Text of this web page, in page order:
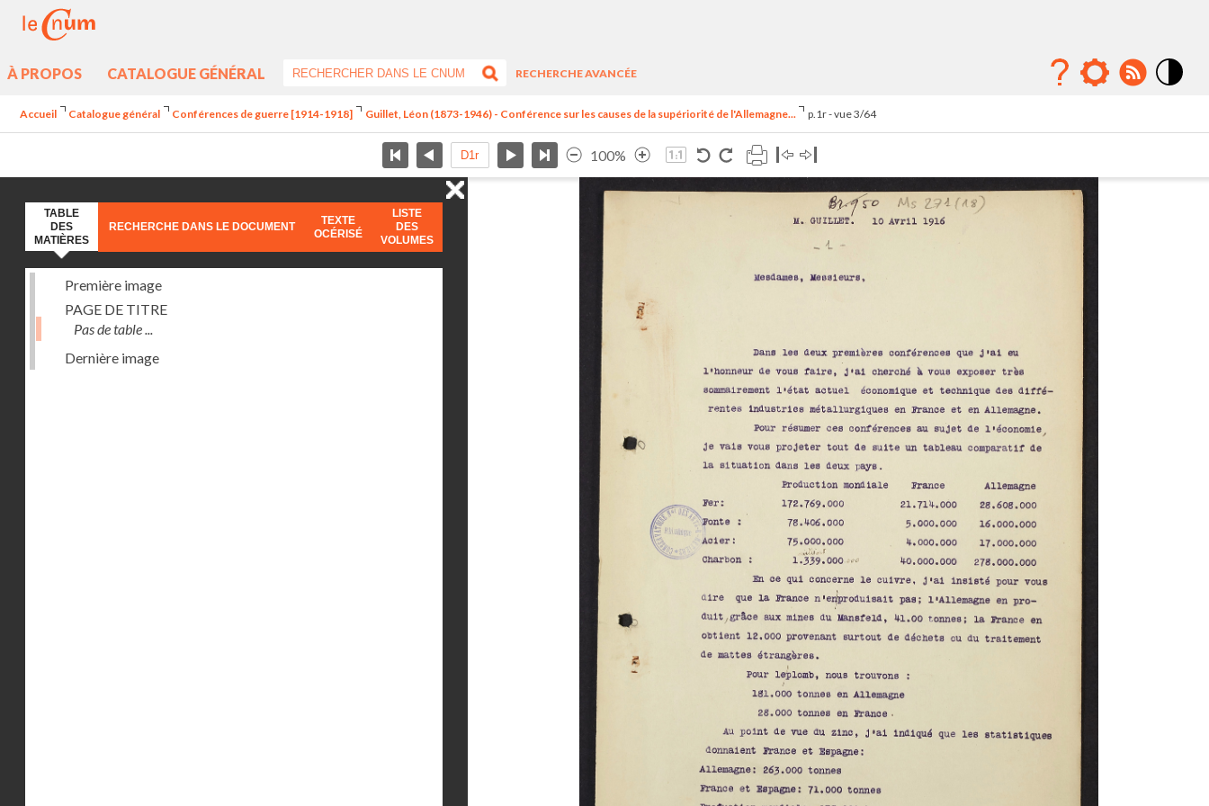
À PROPOS CATALOGUE GÉNÉRAL
RECHERCHE AVANCÉE
Accueil Catalogue général Conférences de guerre [1914-1918] Guillet, Léon (1873-1946) - Conférence sur les causes de la supériorité de l'Allemagne... p.1r - vue 3/64
100%
TABLE
DES
MATIÈRES
RECHERCHE DANS LE DOCUMENT
TEXTE
OCÉRISÉ
LISTE
DES
VOLUMES
Première image
PAGE DE TITRE
Pas de table ...
Dernière image